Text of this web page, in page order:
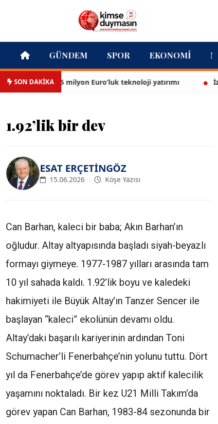
GÜNDEM SPOR EKONOMI
SON DAKİKA
13,5 milyon Euro’luk teknoloji yatırımı
1.92’lik bir dev
ESAT ERÇETİNGÖZ
15.06.2026 Köşe Yazısı
Can Barhan, kaleci bir baba; Akın Barhan’ın
oğludur. Altay altyapısında başladı siyah-beyazlı
formayı giymeye. 1977-1987 yılları arasında tam
10 yıl sahada kaldı. 1.92’lik boyu ve kaledeki
hakimiyeti ile Büyük Altay’ın Tanzer Sencer ile
başlayan “kaleci” ekolünün devamı oldu.
Altay’daki başarılı kariyerinin ardından Toni
Schumacher’li Fenerbahçe’nin yolunu tuttu. Dört
yıl da Fenerbahçe’de görev yapıp aktif kalecilik
yaşamını noktaladı. Bir kez U21 Milli Takım’da
görev yapan Can Barhan, 1983-84 sezonunda bir